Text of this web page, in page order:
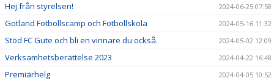
Hej från styrelsen! 2024-06-25 07:58
Gotland Fotbollscamp och Fotbollskola 2024-05-16 11:32
Stöd FC Gute och bli en vinnare du också. 2024-05-02 12:09
Verksamhetsberättelse 2023 2024-04-22 16:48
Premiärhelg 2024-04-05 10:52